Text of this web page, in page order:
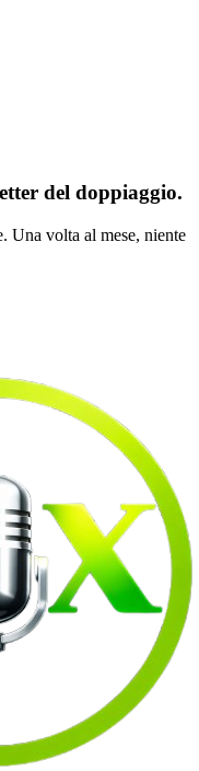
del doppiaggio.
Una volta al mese, niente